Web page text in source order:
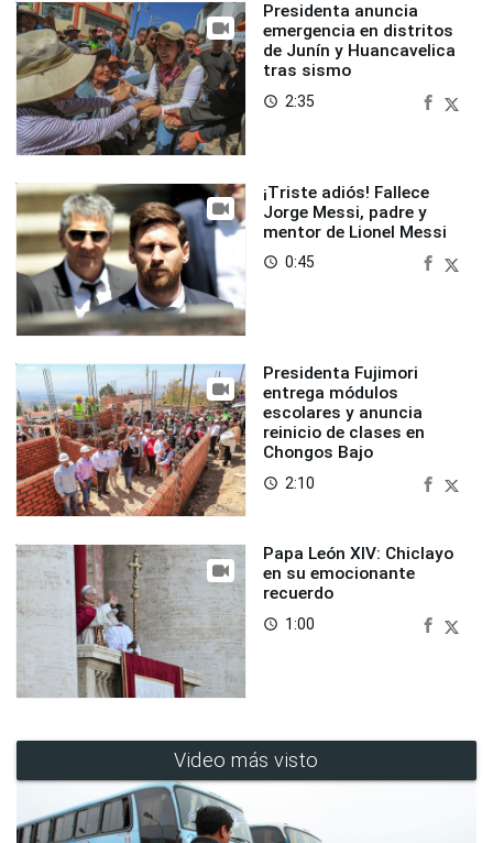
Presidenta anuncia
emergencia en distritos
de Junín y Huancavelica
tras sismo
access_time 2:35
¡Triste adiós! Fallece
Jorge Messi, padre y
mentor de Lionel Messi
access_time 0:45
Presidenta Fujimori
entrega módulos
escolares y anuncia
reinicio de clases en
Chongos Bajo
access_time 2:10
Papa León XIV: Chiclayo
en su emocionante
recuerdo
access_time 1:00
Video más visto